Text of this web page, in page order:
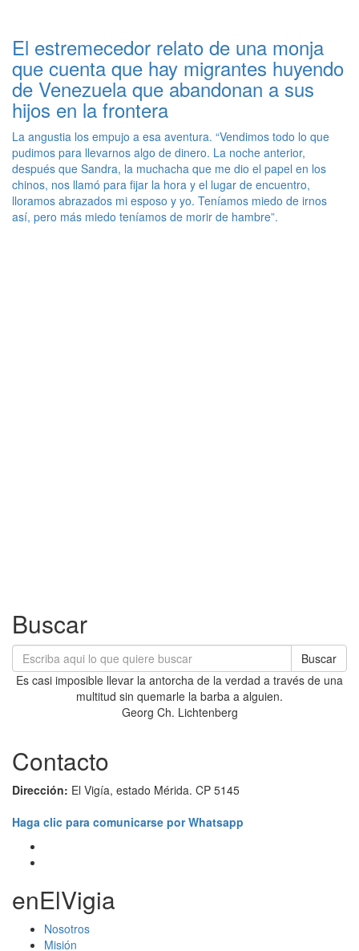
El estremecedor relato de una monja
que cuenta que hay migrantes huyendo
de Venezuela que abandonan a sus
hijos en la frontera
La angustia los empujo a esa aventura. “Vendimos todo lo que
pudimos para llevarnos algo de dinero. La noche anterior,
después que Sandra, la muchacha que me dio el papel en los
chinos, nos llamó para fijar la hora y el lugar de encuentro,
lloramos abrazados mi esposo y yo. Teníamos miedo de irnos
así, pero más miedo teníamos de morir de hambre”.
Buscar
Buscar
Es casi imposible llevar la antorcha de la verdad a través de una
multitud sin quemarle la barba a alguien.
Georg Ch. Lichtenberg
Contacto
Dirección: El Vigía, estado Mérida. CP 5145
Haga clic para comunicarse por Whatsapp
enElVigia
Nosotros
Misión